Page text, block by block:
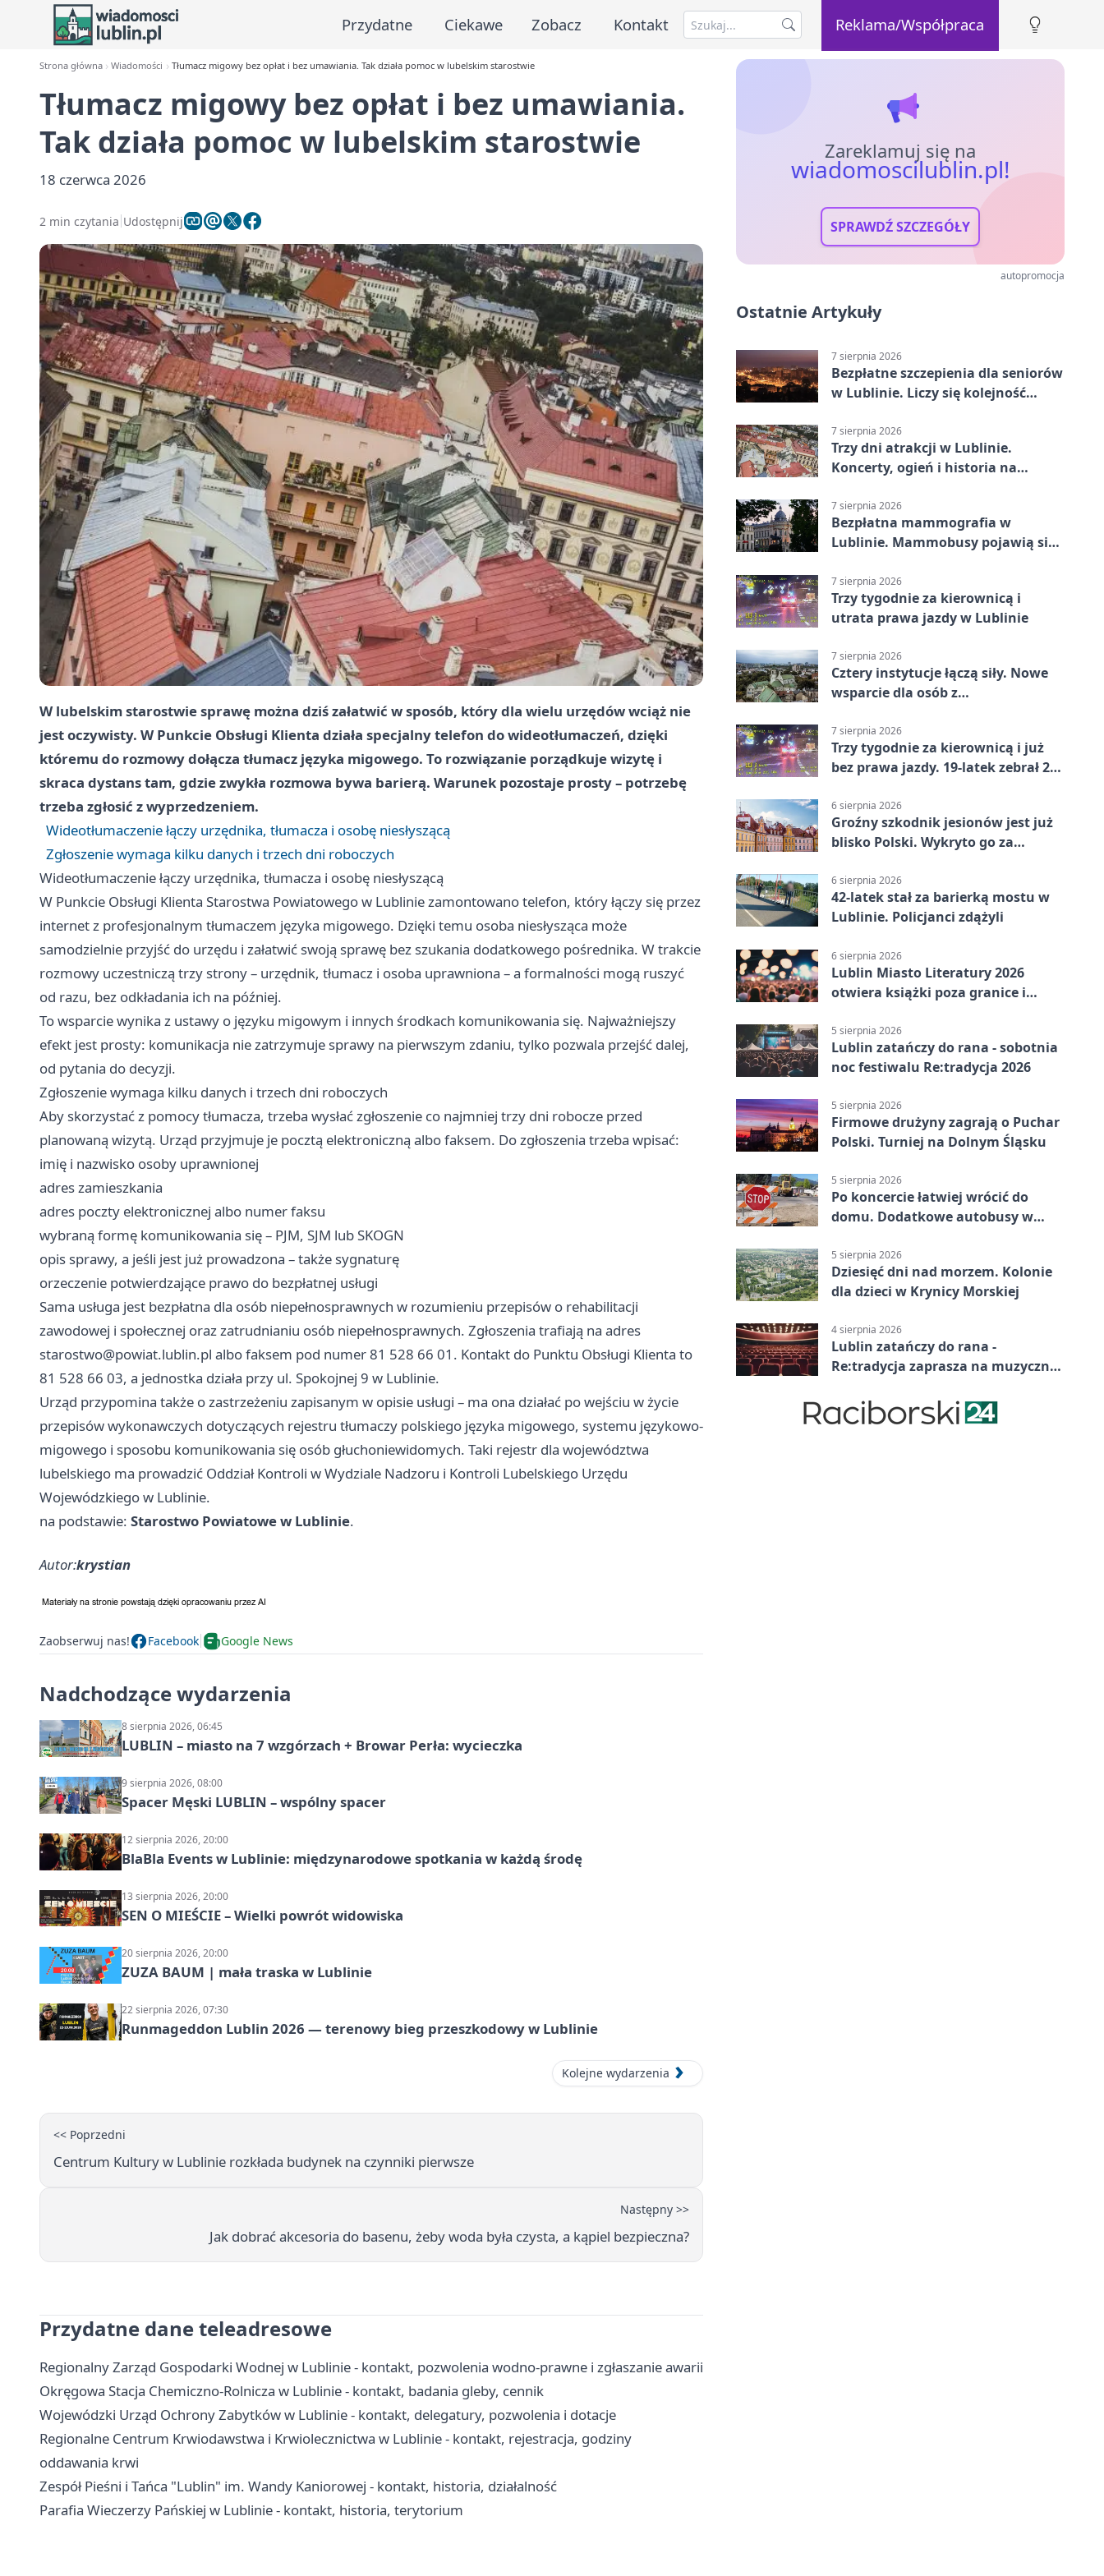
Przydatne Ciekawe Zobacz Kontakt Reklama/Współpraca
Strona główna Wiadomości Tłumacz migowy bez opłat i bez umawiania. Tak działa pomoc w lubelskim starostwie
Tłumacz migowy bez opłat i bez umawiania.
Tak działa pomoc w lubelskim starostwie
18 czerwca 2026
2 min czytania Udostępnij
W lubelskim starostwie sprawę można dziś załatwić w sposób, który dla wielu urzędów wciąż nie
jest oczywisty. W Punkcie Obsługi Klienta działa specjalny telefon do wideotłumaczeń, dzięki
któremu do rozmowy dołącza tłumacz języka migowego. To rozwiązanie porządkuje wizytę i
skraca dystans tam, gdzie zwykła rozmowa bywa barierą. Warunek pozostaje prosty – potrzebę
trzeba zgłosić z wyprzedzeniem.
Wideotłumaczenie łączy urzędnika, tłumacza i osobę niesłyszącą
Zgłoszenie wymaga kilku danych i trzech dni roboczych
Wideotłumaczenie łączy urzędnika, tłumacza i osobę niesłyszącą
W Punkcie Obsługi Klienta Starostwa Powiatowego w Lublinie zamontowano telefon, który łączy się przez
internet z profesjonalnym tłumaczem języka migowego. Dzięki temu osoba niesłysząca może
samodzielnie przyjść do urzędu i załatwić swoją sprawę bez szukania dodatkowego pośrednika. W trakcie
rozmowy uczestniczą trzy strony – urzędnik, tłumacz i osoba uprawniona – a formalności mogą ruszyć
od razu, bez odkładania ich na później.
To wsparcie wynika z ustawy o języku migowym i innych środkach komunikowania się. Najważniejszy
efekt jest prosty: komunikacja nie zatrzymuje sprawy na pierwszym zdaniu, tylko pozwala przejść dalej,
od pytania do decyzji.
Zgłoszenie wymaga kilku danych i trzech dni roboczych
Aby skorzystać z pomocy tłumacza, trzeba wysłać zgłoszenie co najmniej trzy dni robocze przed
planowaną wizytą. Urząd przyjmuje je pocztą elektroniczną albo faksem. Do zgłoszenia trzeba wpisać:
imię i nazwisko osoby uprawnionej
adres zamieszkania
adres poczty elektronicznej albo numer faksu
wybraną formę komunikowania się – PJM, SJM lub SKOGN
opis sprawy, a jeśli jest już prowadzona – także sygnaturę
orzeczenie potwierdzające prawo do bezpłatnej usługi
Sama usługa jest bezpłatna dla osób niepełnosprawnych w rozumieniu przepisów o rehabilitacji
zawodowej i społecznej oraz zatrudnianiu osób niepełnosprawnych. Zgłoszenia trafiają na adres
starostwo@powiat.lublin.pl albo faksem pod numer 81 528 66 01. Kontakt do Punktu Obsługi Klienta to
81 528 66 03, a jednostka działa przy ul. Spokojnej 9 w Lublinie.
Urząd przypomina także o zastrzeżeniu zapisanym w opisie usługi – ma ona działać po wejściu w życie
przepisów wykonawczych dotyczących rejestru tłumaczy polskiego języka migowego, systemu językowo-
migowego i sposobu komunikowania się osób głuchoniewidomych. Taki rejestr dla województwa
lubelskiego ma prowadzić Oddział Kontroli w Wydziale Nadzoru i Kontroli Lubelskiego Urzędu
Wojewódzkiego w Lublinie.
na podstawie: Starostwo Powiatowe w Lublinie.
Autor:krystian
Zaobserwuj nas! Facebook Google News
Nadchodzące wydarzenia
8 sierpnia 2026, 06:45
LUBLIN – miasto na 7 wzgórzach + Browar Perła: wycieczka
9 sierpnia 2026, 08:00
Spacer Męski LUBLIN – wspólny spacer
12 sierpnia 2026, 20:00
BlaBla Events w Lublinie: międzynarodowe spotkania w każdą środę
13 sierpnia 2026, 20:00
SEN O MIEŚCIE – Wielki powrót widowiska
20 sierpnia 2026, 20:00
ZUZA BAUM | mała traska w Lublinie
22 sierpnia 2026, 07:30
Runmageddon Lublin 2026 — terenowy bieg przeszkodowy w Lublinie
Kolejne wydarzenia
<< Poprzedni
Centrum Kultury w Lublinie rozkłada budynek na czynniki pierwsze
Następny >>
Jak dobrać akcesoria do basenu, żeby woda była czysta, a kąpiel bezpieczna?
Przydatne dane teleadresowe
Regionalny Zarząd Gospodarki Wodnej w Lublinie - kontakt, pozwolenia wodno-prawne i zgłaszanie awarii
Okręgowa Stacja Chemiczno-Rolnicza w Lublinie - kontakt, badania gleby, cennik
Wojewódzki Urząd Ochrony Zabytków w Lublinie - kontakt, delegatury, pozwolenia i dotacje
Regionalne Centrum Krwiodawstwa i Krwiolecznictwa w Lublinie - kontakt, rejestracja, godziny
oddawania krwi
Zespół Pieśni i Tańca "Lublin" im. Wandy Kaniorowej - kontakt, historia, działalność
Parafia Wieczerzy Pańskiej w Lublinie - kontakt, historia, terytorium
Zareklamuj się na
wiadomoscilublin.pl!
SPRAWDŹ SZCZEGÓŁY
autopromocja
Ostatnie Artykuły
7 sierpnia 2026
Bezpłatne szczepienia dla seniorów
w Lublinie. Liczy się kolejność
7 sierpnia 2026
Trzy dni atrakcji w Lublinie.
Koncerty, ogień i historia na
7 sierpnia 2026
Bezpłatna mammografia w
Lublinie. Mammobusy pojawią się
7 sierpnia 2026
Trzy tygodnie za kierownicą i
utrata prawa jazdy w Lublinie
7 sierpnia 2026
Cztery instytucje łączą siły. Nowe
wsparcie dla osób z
7 sierpnia 2026
Trzy tygodnie za kierownicą i już
bez prawa jazdy. 19-latek zebrał 23
6 sierpnia 2026
Groźny szkodnik jesionów jest już
blisko Polski. Wykryto go za
6 sierpnia 2026
42-latek stał za barierką mostu w
Lublinie. Policjanci zdążyli
6 sierpnia 2026
Lublin Miasto Literatury 2026
otwiera książki poza granice i
5 sierpnia 2026
Lublin zatańczy do rana - sobotnia
noc festiwalu Re:tradycja 2026
5 sierpnia 2026
Firmowe drużyny zagrają o Puchar
Polski. Turniej na Dolnym Śląsku
5 sierpnia 2026
Po koncercie łatwiej wrócić do
domu. Dodatkowe autobusy w
5 sierpnia 2026
Dziesięć dni nad morzem. Kolonie
dla dzieci w Krynicy Morskiej
4 sierpnia 2026
Lublin zatańczy do rana -
Re:tradycja zaprasza na muzyczną